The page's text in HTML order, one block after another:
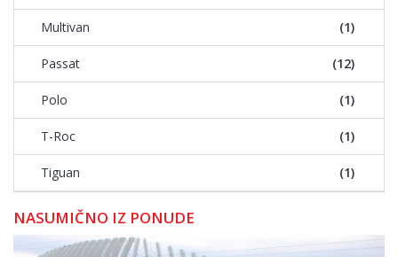
Multivan (1)
Passat (12)
Polo (1)
T-Roc (1)
Tiguan (1)
NASUMIČNO IZ PONUDE